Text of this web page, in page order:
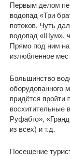
Первым делом
водопад «Три
потоков. Чуть
водопад «Шум»,
Прямо под ним
излюбленное
Большинство
оборудованного
придётся пройти
восхитительные
Руфабго»,
из всех) и т.д.
Посещение